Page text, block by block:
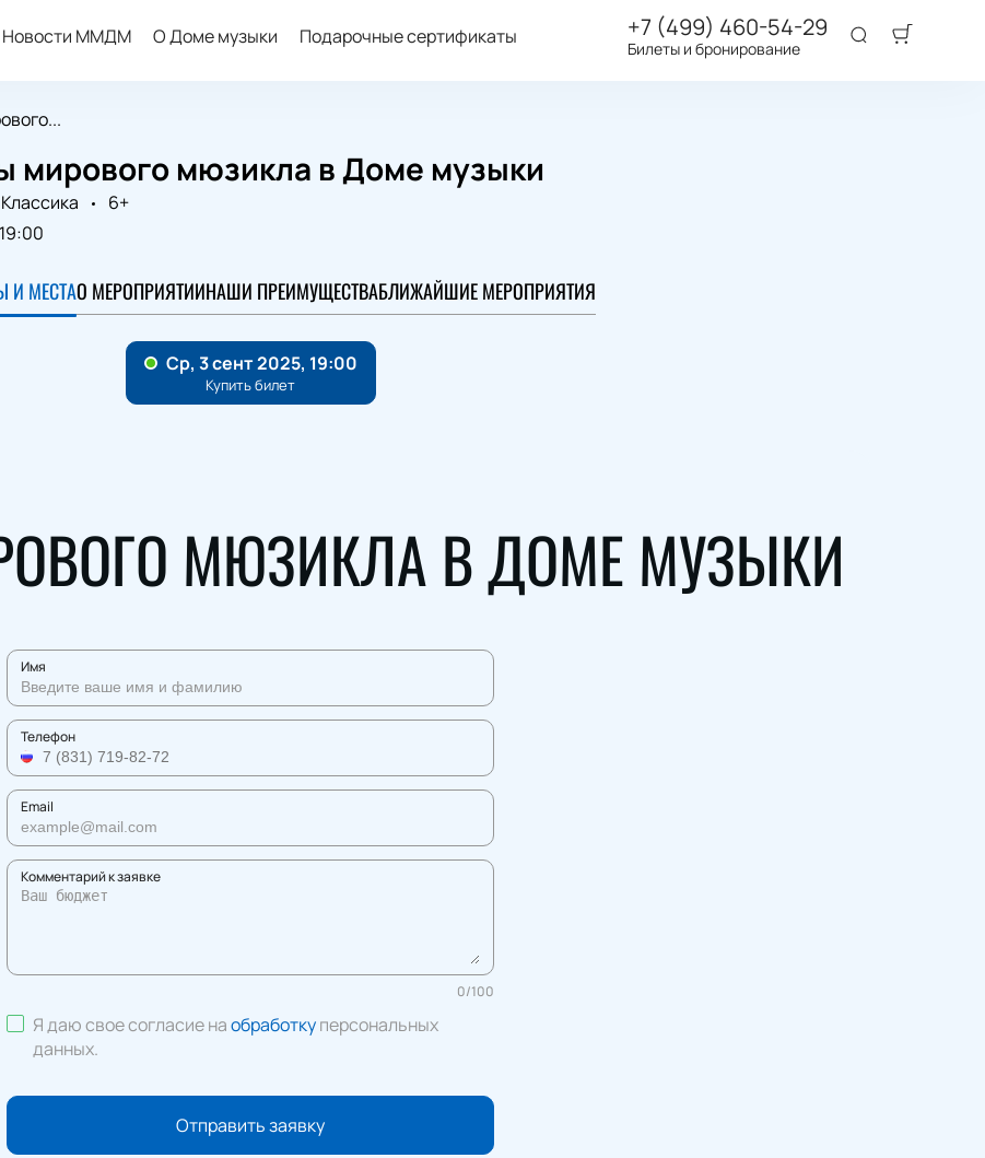
Новости ММДМ О Доме музыки Подарочные сертификаты +7 (499) 460-54-29
Билеты и бронирование
мирового мюзикла в Доме музыки
Классика
6+
19:00
И МЕСТАО МЕРОПРИЯТИИНАШИ ПРЕИМУЩЕСТВАБЛИЖАЙШИЕ МЕРОПРИЯТИЯ
МЮЗИКЛА В ДОМЕ МУЗЫКИ
Имя
Телефон
Email
Комментарий к заявке
0/100
Я даю свое согласие наобработкуперсональных
данных.
Отправить заявку